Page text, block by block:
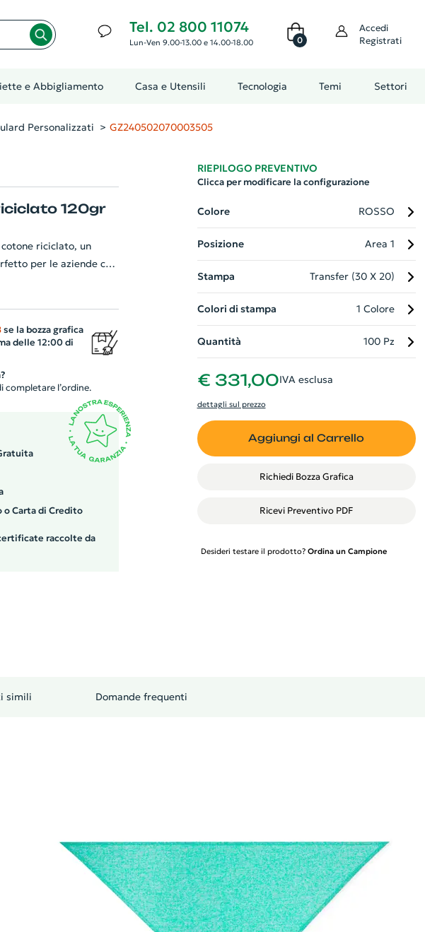
Tel. 02 800 11074
Lun-Ven 9.00-13.00 e 14.00-18.00 0
Accedi
Registrati
e Abbigliamento Casa e Utensili Tecnologia Temi Settori
Personalizzati GZ240502070003505
120gr
riciclato, un
per le aziende che
nel tempo. Il tocco
distintiva, che
Un gadget
per l'ambiente.
se la bozza grafica
delle 12:00 di
l’ordine.
o Carta di Credito
raccolte da
RIEPILOGO PREVENTIVO
Clicca per modificare la configurazione
Colore ROSSO
Posizione Area 1
Stampa Transfer (30 X 20)
Colori di stampa 1 Colore
Quantità 100 Pz
€ 331,00IVA esclusa
dettagli sul prezzo
Aggiungi al Carrello
Richiedi Bozza Grafica
Ricevi Preventivo PDF
Desideri testare il prodotto? Ordina un Campione
simili Domande frequenti